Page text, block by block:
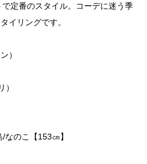
定番のスタイル。コーデに迷う季
イリングです。
）
）
のこ【153㎝】